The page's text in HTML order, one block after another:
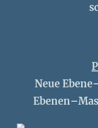
Neue